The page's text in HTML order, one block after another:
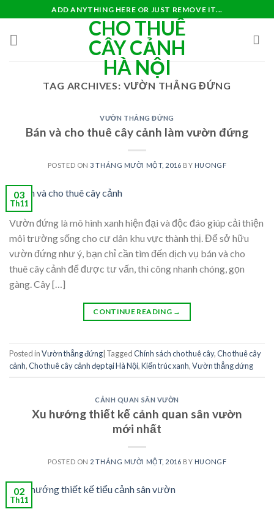
content
ADD ANYTHING HERE OR JUST REMOVE IT...
CHO THUÊ
CÂY CẢNH
HÀ NỘI
TAG ARCHIVES: VƯỜN THẲNG ĐỨNG
VƯỜN THẲNG ĐỨNG
Bán và cho thuê cây cảnh làm vườn đứng
POSTED ON3 THÁNG MƯỜI MỘT, 2016 BY HUONGF
03
Th11
Vườn đứng là mô hình xanh hiện đại và độc đáo giúp cải thiện
môi trường sống cho cư dân khu vực thành thị. Để sở hữu
vườn đứng như ý, bạn chỉ cần tìm đến dịch vụ bán và cho
thuê cây cảnh để được tư vấn, thi công nhanh chóng, gọn
gàng. Cây […]
CONTINUE READING →
Posted inVườn thẳng đứng TaggedChính sách cho thuê cây,Cho thuê cây
cảnh,Cho thuê cây cảnh đẹp tại Hà Nội,Kiến trúc xanh,Vườn thẳng đứng
CẢNH QUAN SÂN VƯỜN
Xu hướng thiết kế cảnh quan sân vườn
mới nhất
POSTED ON 2 THÁNG MƯỜI MỘT, 2016 BY HUONGF
02
Th11